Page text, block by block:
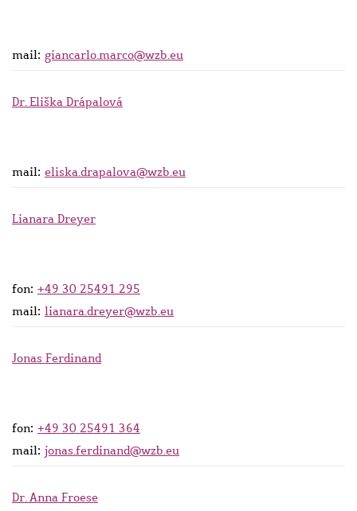
mail: giancarlo.marco@wzb.eu
Dr. Eliška Drápalová
mail: eliska.drapalova@wzb.eu
Lianara Dreyer
fon: +49 30 25491 295
mail: lianara.dreyer@wzb.eu
Jonas Ferdinand
fon: +49 30 25491 364
mail: jonas.ferdinand@wzb.eu
Dr. Anna Froese